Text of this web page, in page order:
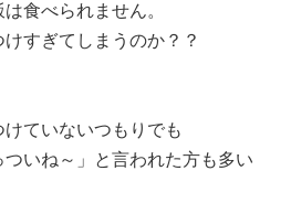
食べられません。
すぎてしまうのか？？
ていないつもりでも
いね～」と言われた方も多い